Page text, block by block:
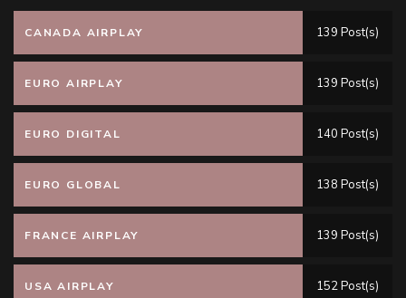
CANADA AIRPLAY 139 Post(s)
EURO AIRPLAY 139 Post(s)
EURO DIGITAL 140 Post(s)
EURO GLOBAL 138 Post(s)
FRANCE AIRPLAY 139 Post(s)
USA AIRPLAY 152 Post(s)